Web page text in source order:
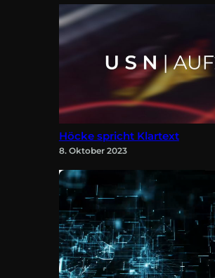
Höcke spricht Klartext
8. Oktober 2023